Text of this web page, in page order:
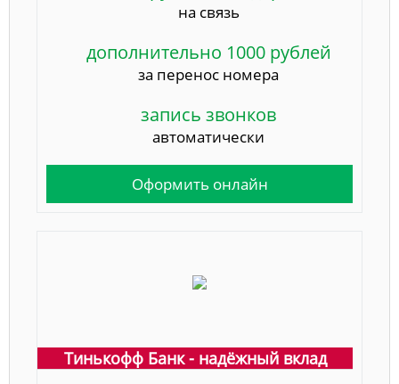
на связь
дополнительно 1000 рублей
за перенос номера
запись звонков
автоматически
Оформить онлайн
Тинькофф Банк - надёжный вклад